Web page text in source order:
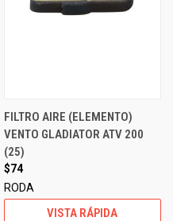
FILTRO AIRE (ELEMENTO)
VENTO GLADIATOR ATV 200
(25)
$74
RODA
VISTA RÁPIDA